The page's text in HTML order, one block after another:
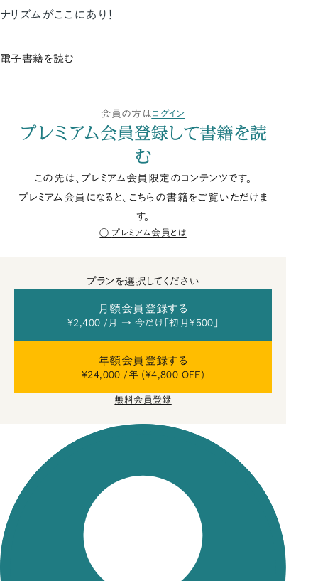
ナリズムがここにあり！
電子書籍を読む
会員の方はログイン
プレミアム会員登録して書籍を読
む
この先は、プレミアム会員限定のコンテンツです。
プレミアム会員になると、こちらの書籍をご覧いただけま
す。
プレミアム会員とは
プランを選択してください
月額会員登録する
¥2,400 /月 → 今だけ「初月¥500」
年額会員登録する
¥24,000 /年 (¥4,800 OFF)
無料会員登録